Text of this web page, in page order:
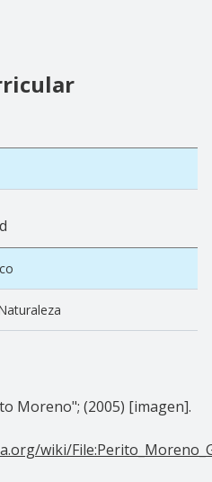
Moreno"; (2005) [imagen].
wiki/